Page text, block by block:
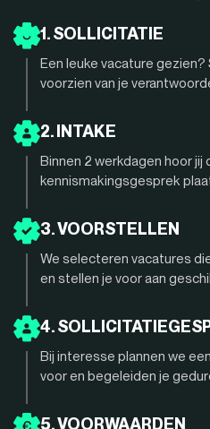
1. SOLLICITATIE
Een leuke vacature
voorzien van je
2. INTAKE
Binnen 2 werkdagen hoor jij
kennismakingsgesprek
3. VOORSTELLEN
We selecteren vacatures
en stellen je voor aan
4.
Bij interesse plannen we
voor en begeleiden je
5. VOORWAARDEN